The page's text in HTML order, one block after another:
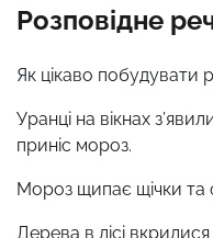
Розповідне
Як цікаво побудувати
Уранці на вікнах
приніс мороз.
Мороз щипає щічки та
Дерева в лісі